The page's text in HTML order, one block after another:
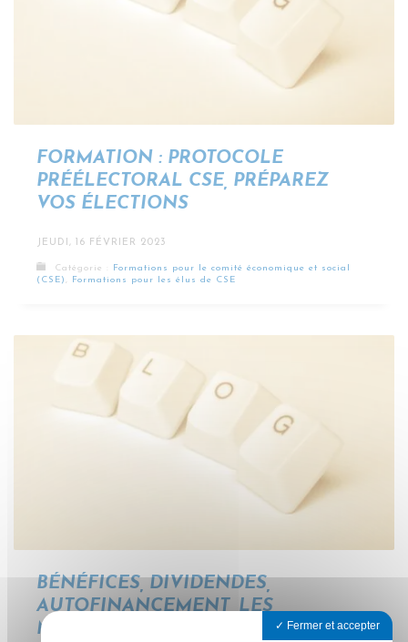
FORMATION : PROTOCOLE
PRÉÉLECTORAL CSE, PRÉPAREZ
VOS ÉLECTIONS
JEUDI, 16 FÉVRIER 2023
Catégorie : Formations pour le comité économique et social
(CSE), Formations pour les élus de CSE
BÉNÉFICES, DIVIDENDES,
AUTOFINANCEMENT, LES
MANAGEMENTS FEES : QUEFermer et accepter